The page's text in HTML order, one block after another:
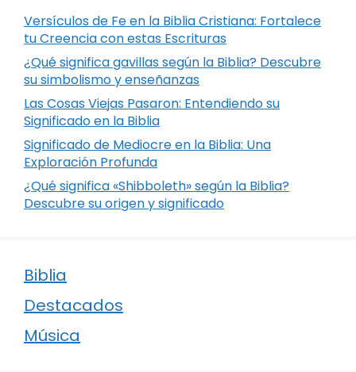
Versículos de Fe en la Biblia Cristiana: Fortalece
tu Creencia con estas Escrituras
¿Qué significa gavillas según la Biblia? Descubre
su simbolismo y enseñanzas
Las Cosas Viejas Pasaron: Entendiendo su
Significado en la Biblia
Significado de Mediocre en la Biblia: Una
Exploración Profunda
¿Qué significa «Shibboleth» según la Biblia?
Descubre su origen y significado
Biblia
Destacados
Música